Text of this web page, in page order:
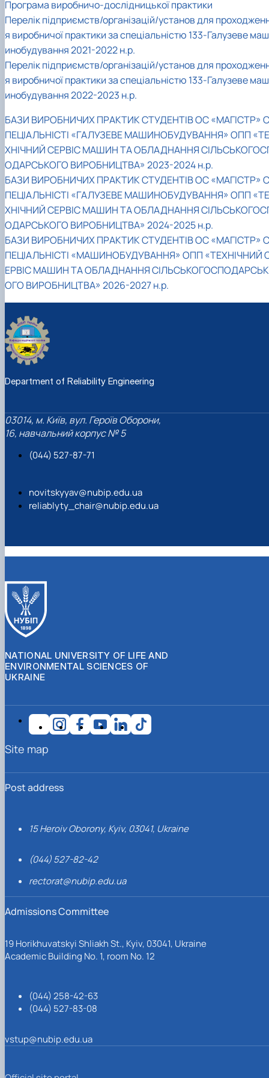
Програма виробничо-дослідницької практики
Перелік підприємств/організацій/установ для
я виробничої практики за спеціальністю 133-Галузеве маш
инобудування 2021-2022 н.р.
Перелік підприємств/організацій/установ для
я виробничої практики за спеціальністю 133-Галузеве маш
инобудування 2022-2023 н.р.
БАЗИ ВИРОБНИЧИХ ПРАКТИК СТУДЕНТІВ ОС «МАГІСТР» С
ПЕЦІАЛЬНІСТІ «ГАЛУЗЕВЕ МАШИНОБУДУВАННЯ» ОПП «ТЕ
ХНІЧНИЙ СЕРВІС МАШИН ТА ОБЛАДНАННЯ
ОДАРСЬКОГО ВИРОБНИЦТВА» 2023-2024 н.р.
БАЗИ ВИРОБНИЧИХ ПРАКТИК СТУДЕНТІВ ОС «МАГІСТР» С
ПЕЦІАЛЬНІСТІ «ГАЛУЗЕВЕ МАШИНОБУДУВАННЯ» ОПП «ТЕ
ХНІЧНИЙ СЕРВІС МАШИН ТА ОБЛАДНАННЯ
ОДАРСЬКОГО ВИРОБНИЦТВА» 2024-2025 н.р.
БАЗИ ВИРОБНИЧИХ ПРАКТИК СТУДЕНТІВ ОС «МАГІСТР» С
ПЕЦІАЛЬНІСТІ «МАШИНОБУДУВАННЯ» ОПП «ТЕХНІЧНИЙ
ЕРВІС МАШИН ТА ОБЛАДНАННЯ СІЛЬСЬКОГОСПОДАРСЬК
ОГО ВИРОБНИЦТВА» 2026-2027 н.р.
Department of Reliability Engineering
03014, м. Київ, вул. Героїв Оборони,
16, навчальний корпус № 5
(044) 527-87-71
novitskyyav@nubip.edu.ua
reliablyty_chair@nubip.edu.ua
NATIONAL UNIVERSITY OF LIFE AND
ENVIRONMENTAL SCIENCES OF
UKRAINE
Post address
15 Heroiv Oborony, Kyiv, 03041, Ukraine
(044) 527-82-42
rectorat@nubip.edu.ua
Admissions Committee
19 Horikhuvatskyi Shliakh St., Kyiv, 03041, Ukraine
Academic Building No. 1, room No. 12
(044) 258-42-63
(044) 527-83-08
vstup@nubip.edu.ua
Site map